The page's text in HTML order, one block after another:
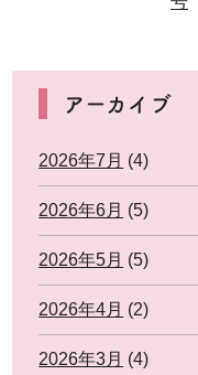
アーカイブ
2026年7月 (4)
2026年6月 (5)
2026年5月 (5)
2026年4月 (2)
2026年3月 (4)